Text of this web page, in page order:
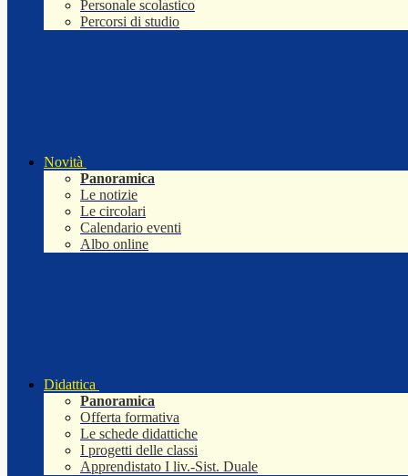
Personale scolastico
Percorsi di studio
Novità
Panoramica
Le notizie
Le circolari
Calendario eventi
Albo online
Didattica
Panoramica
Offerta formativa
Le schede didattiche
I progetti delle classi
Apprendistato I liv.-Sist. Duale